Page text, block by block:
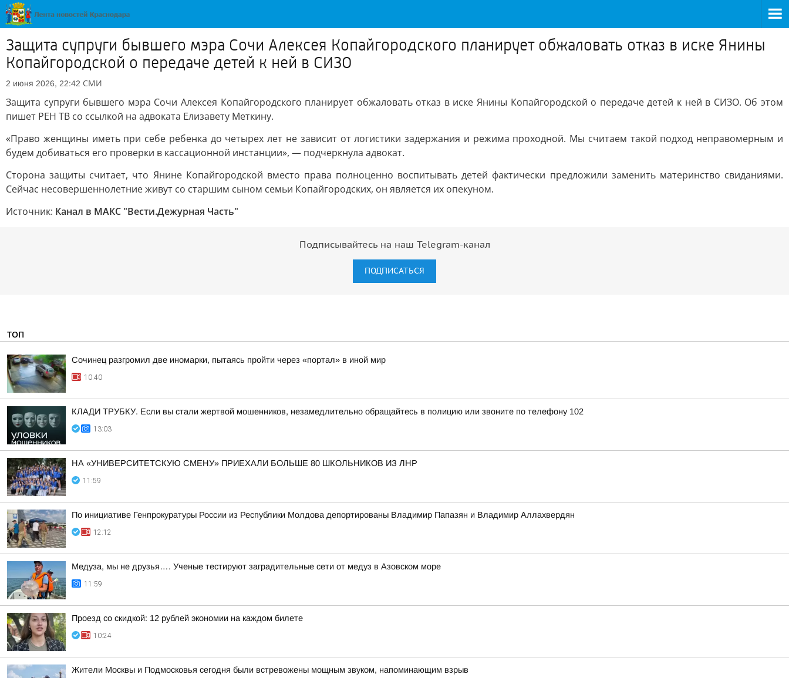
Защита супруги бывшего мэра Сочи Алексея Копайгородского планирует обжаловать отказ в иске Янины
Копайгородской о передаче детей к ней в СИЗО
2 июня 2026, 22:42 СМИ
Защита супруги бывшего мэра Сочи Алексея Копайгородского планирует обжаловать отказ в иске Янины Копайгородской о передаче детей к ней в СИЗО. Об этом
пишет РЕН ТВ со ссылкой на адвоката Елизавету Меткину.
«Право женщины иметь при себе ребенка до четырех лет не зависит от логистики задержания и режима проходной. Мы считаем такой подход неправомерным и
будем добиваться его проверки в кассационной инстанции», — подчеркнула адвокат.
Сторона защиты считает, что Янине Копайгородской вместо права полноценно воспитывать детей фактически предложили заменить материнство свиданиями.
Сейчас несовершеннолетние живут со старшим сыном семьи Копайгородских, он является их опекуном.
Источник: Канал в МАКС "Вести.Дежурная Часть"
Подписывайтесь на наш Telegram-канал
ПОДПИСАТЬСЯ
ТОП
Сочинец разгромил две иномарки, пытаясь пройти через «портал» в иной мир
10:40
КЛАДИ ТРУБКУ. Если вы стали жертвой мошенников, незамедлительно обращайтесь в полицию или звоните по телефону 102
13:03
НА «УНИВЕРСИТЕТСКУЮ СМЕНУ» ПРИЕХАЛИ БОЛЬШЕ 80 ШКОЛЬНИКОВ ИЗ ЛНР
11:59
По инициативе Генпрокуратуры России из Республики Молдова депортированы Владимир Папазян и Владимир Аллахвердян
12:12
Медуза, мы не друзья…. Ученые тестируют заградительные сети от медуз в Азовском море
11:59
Проезд со скидкой: 12 рублей экономии на каждом билете
10:24
Жители Москвы и Подмосковья сегодня были встревожены мощным звуком, напоминающим взрыв